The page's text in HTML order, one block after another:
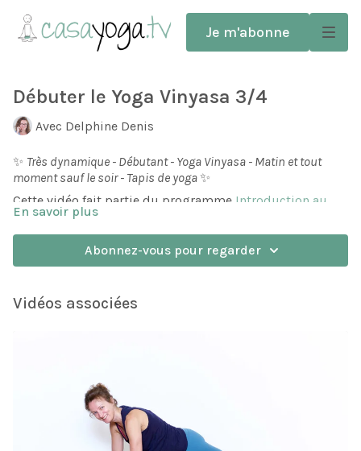
Je m'abonne
Débuter le Yoga Vinyasa 3/4
Avec Delphine Denis
✨ Très dynamique - Débutant - Yoga Vinyasa - Matin et tout
moment sauf le soir - Tapis de yoga✨
Cette vidéo fait partie du programme Introduction au
Yoga Vinyasa.
Nous avons consacré les deux premières séances à
l'apprentissage de la Salutation au soleil, qui est au
cœur de la pratique du Vinyasa.
Nous allons maintenant intégrer de nouvelles postures
entre ces Salutations. Pour aujourd'hui ce seront
En savoir plus
Abonnez-vous pour regarder
Vidéos associées